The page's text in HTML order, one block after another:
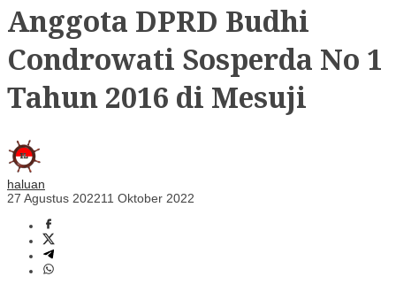
Anggota DPRD Budhi
Condrowati Sosperda No 1
Tahun 2016 di Mesuji
haluan
27 Agustus 202211 Oktober 2022